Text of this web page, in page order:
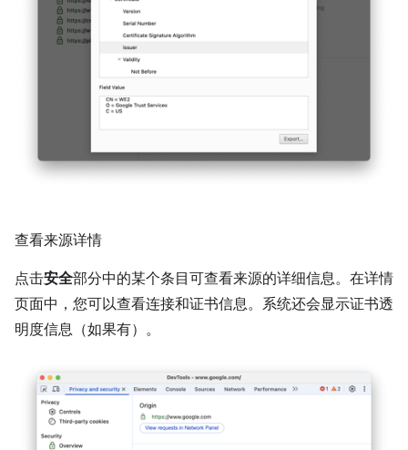
查看来源详情
点击安全部分中的某个条目可查看来源的详细信息。在详情
页面中，您可以查看连接和证书信息。系统还会显示证书透
明度信息（如果有）。